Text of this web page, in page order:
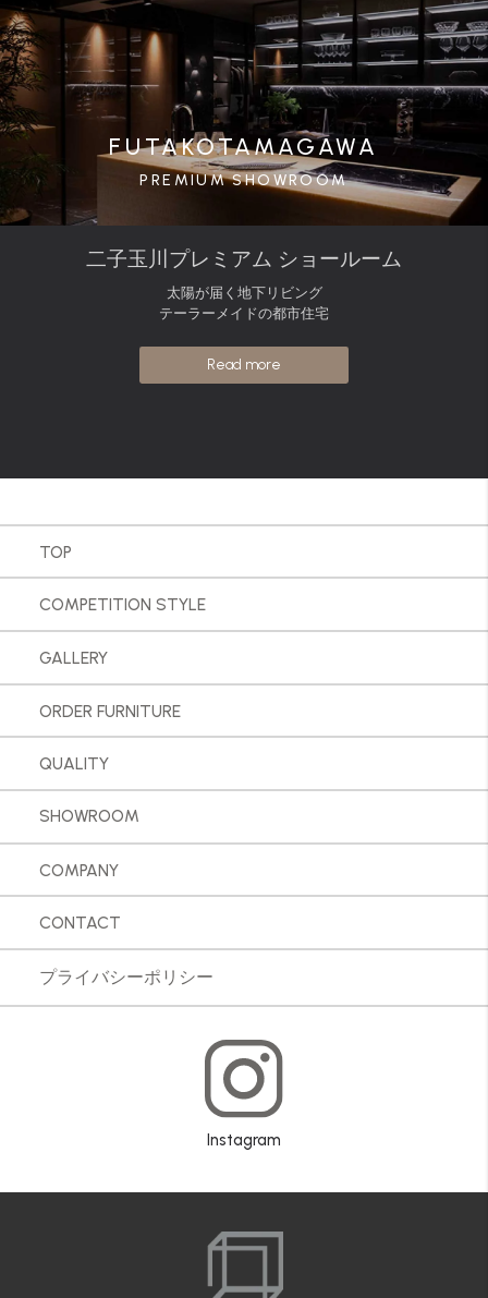
FUTAKOTAMAGAWA
PREMIUM SHOWROOM
二子玉川プレミアム ショールーム
太陽が届く地下リビング
テーラーメイドの都市住宅
Read more
TOP
COMPETITION STYLE
GALLERY
ORDER FURNITURE
QUALITY
SHOWROOM
COMPANY
CONTACT
プライバシーポリシー
Instagram